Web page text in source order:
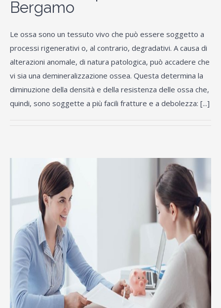
Bergamo
Le ossa sono un tessuto vivo che può essere soggetto a
processi rigenerativi o, al contrario, degradativi. A causa di
alterazioni anomale, di natura patologica, può accadere che
vi sia una demineralizzazione ossea. Questa determina la
diminuzione della densità e della resistenza delle ossa che,
quindi, sono soggette a più facili fratture e a debolezza: [...]